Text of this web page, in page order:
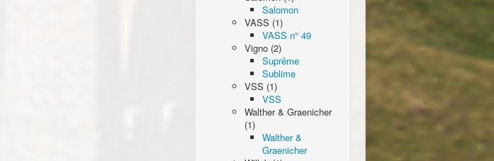
Salomon
VASS (1)
VASS n° 49
Vigno (2)
Suprême
Sublime
VSS (1)
VSS
Walther & Graenicher
(1)
Walther &
Graenicher